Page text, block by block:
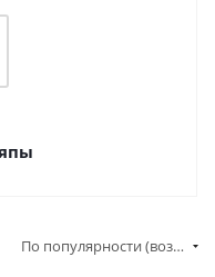
По популярности (возрастание)